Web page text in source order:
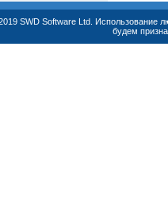
SWD Software Ltd. Использование
будем